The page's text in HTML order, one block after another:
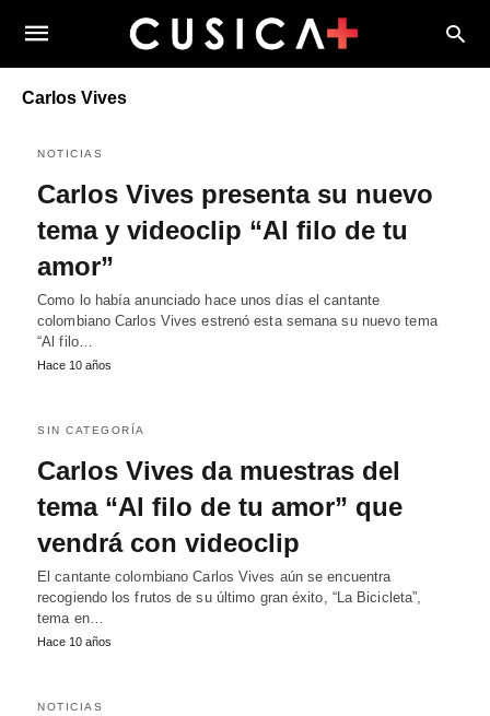
Carlos Vives
NOTICIAS
Carlos Vives presenta su nuevo
tema y videoclip “Al filo de tu
amor”
Como lo había anunciado hace unos días el cantante
colombiano Carlos Vives estrenó esta semana su nuevo tema
“Al filo…
Hace 10 años
SIN CATEGORÍA
Carlos Vives da muestras del
tema “Al filo de tu amor” que
vendrá con videoclip
El cantante colombiano Carlos Vives aún se encuentra
recogiendo los frutos de su último gran éxito, “La Bicicleta”,
tema en…
Hace 10 años
NOTICIAS